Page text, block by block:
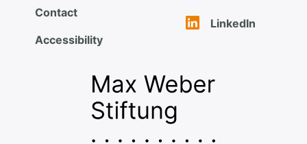
Contact
Accessibility
LinkedIn